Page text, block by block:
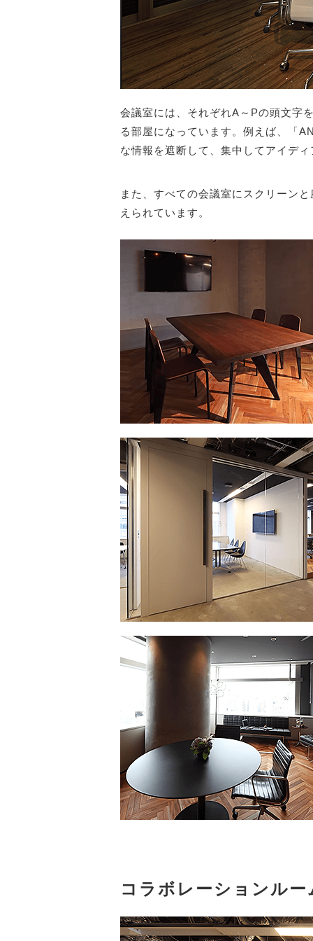
会議室には、それぞれA～Pの頭文字
る部屋になっています。例えば、「
な情報を遮断して、集中してアイデ
また、すべての会議室にスクリーン
えられています。
コラボレーションルー